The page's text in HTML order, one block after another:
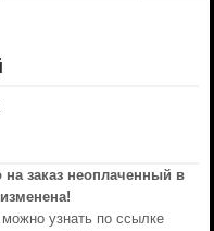
заказ неоплаченный в
узнать по ссылке